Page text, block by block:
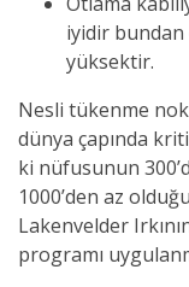
iyidir bundan
yüksektir.
Nesli tükenme
dünya çapında
ki nüfusunun
1000’den az
Lakenvelder
programı